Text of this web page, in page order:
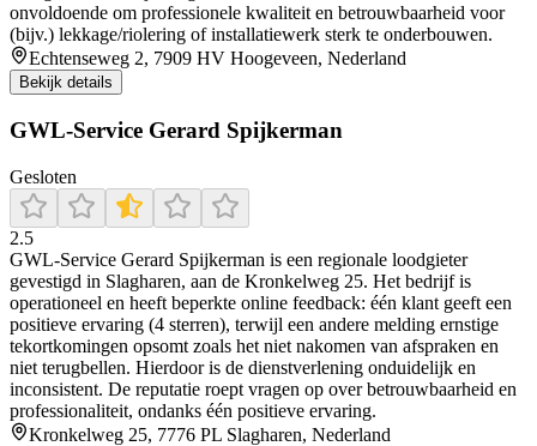
onvoldoende om professionele kwaliteit en betrouwbaarheid voor
(bijv.) lekkage/riolering of installatiewerk sterk te onderbouwen.
Echtenseweg 2, 7909 HV Hoogeveen, Nederland
Bekijk details
GWL-Service Gerard Spijkerman
Gesloten
2.5
GWL-Service Gerard Spijkerman is een regionale loodgieter
gevestigd in Slagharen, aan de Kronkelweg 25. Het bedrijf is
operationeel en heeft beperkte online feedback: één klant geeft een
positieve ervaring (4 sterren), terwijl een andere melding ernstige
tekortkomingen opsomt zoals het niet nakomen van afspraken en
niet terugbellen. Hierdoor is de dienstverlening onduidelijk en
inconsistent. De reputatie roept vragen op over betrouwbaarheid en
professionaliteit, ondanks één positieve ervaring.
Kronkelweg 25, 7776 PL Slagharen, Nederland